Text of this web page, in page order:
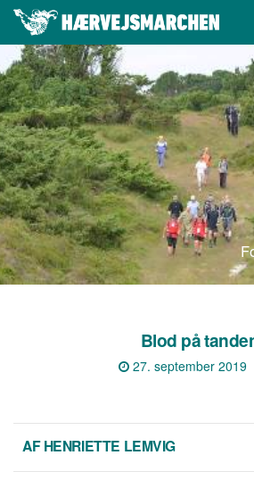
Blod på
27. september
AF HENRIETTE LEMVIG